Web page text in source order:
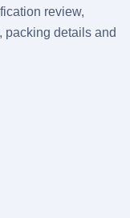
review,
packing details and